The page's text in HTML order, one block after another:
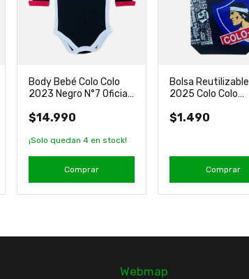
Body Bebé Colo Colo
2023 Negro N°7 Oficial
$14.990
¡Solo quedan 4en stock!
Comprar
Bolsa Reutilizable
2025 Colo Colo
$1.490
Comprar
Webmap